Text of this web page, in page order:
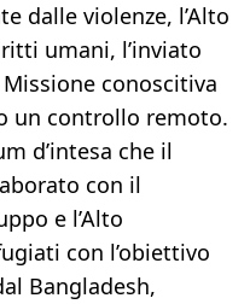
dalle violenze, l’Alto
umani, l’inviato
conoscitiva
un controllo remoto.
d’intesa che il
con il
e l’Alto
con l’obiettivo
Bangladesh,